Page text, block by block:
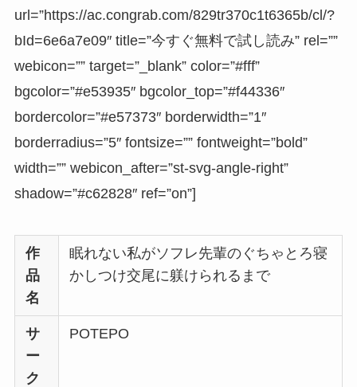
url=”https://ac.congrab.com/829tr370c1t6365b/cl/?
bId=6e6a7e09″ title=”今すぐ無料で試し読み” rel=””
webicon=”” target=”_blank” color=”#fff”
bgcolor=”#e53935″ bgcolor_top=”#f44336″
bordercolor=”#e57373″ borderwidth=”1″
borderradius=”5″ fontsize=”” fontweight=”bold”
width=”” webicon_after=”st-svg-angle-right”
shadow=”#c62828″ ref=”on”]
作
品
名
眠れない私がソフレ先輩のぐちゃとろ寝
かしつけ交尾に躾けられるまで
サ
ー
ク
POTEPO